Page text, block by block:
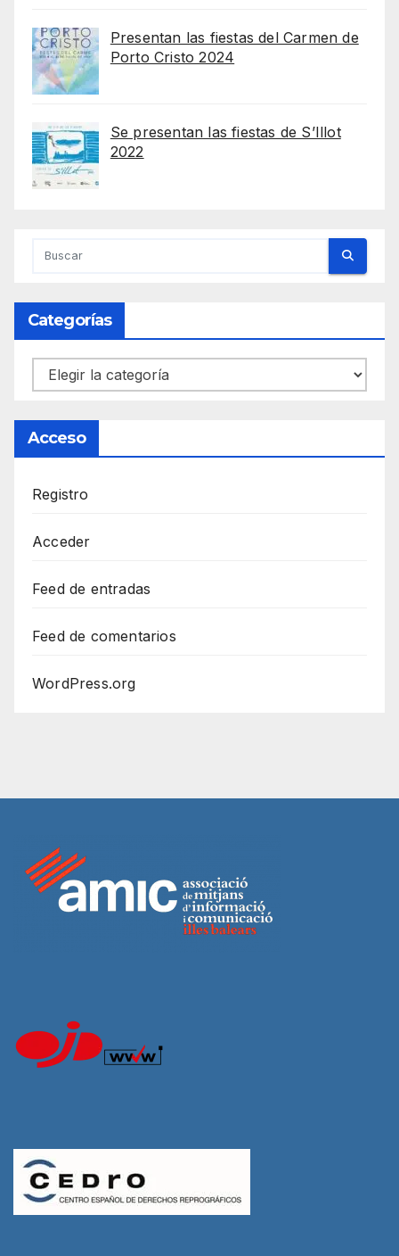
Presentan las fiestas del Carmen de
Porto Cristo 2024
Se presentan las fiestas de S’Illot
2022
Categorías
Categorías
Acceso
Registro
Acceder
Feed de entradas
Feed de comentarios
WordPress.org